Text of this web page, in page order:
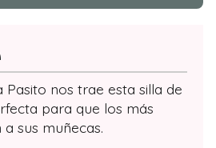
Pasito nos trae esta silla de
para que los más
sus muñecas.